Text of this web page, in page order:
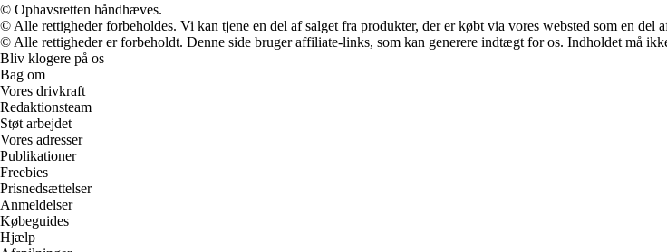
© Ophavsretten håndhæves.
© Alle rettigheder forbeholdes. Vi kan tjene en del af salget fra produkter, der er købt via vores websted som en del
© Alle rettigheder er forbeholdt. Denne side bruger affiliate-links, som kan generere indtægt for os. Indholdet må
Bliv klogere på os
Bag om
Vores drivkraft
Redaktionsteam
Støt arbejdet
Vores adresser
Publikationer
Freebies
Prisnedsættelser
Anmeldelser
Købeguides
Hjælp